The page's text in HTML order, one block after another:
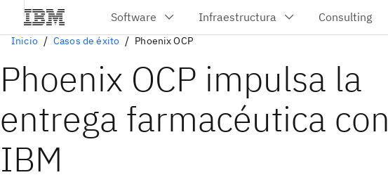
Inicio Casos de éxito Phoenix OCP
Phoenix OCP impulsa la
entrega farmacéutica con
IBM